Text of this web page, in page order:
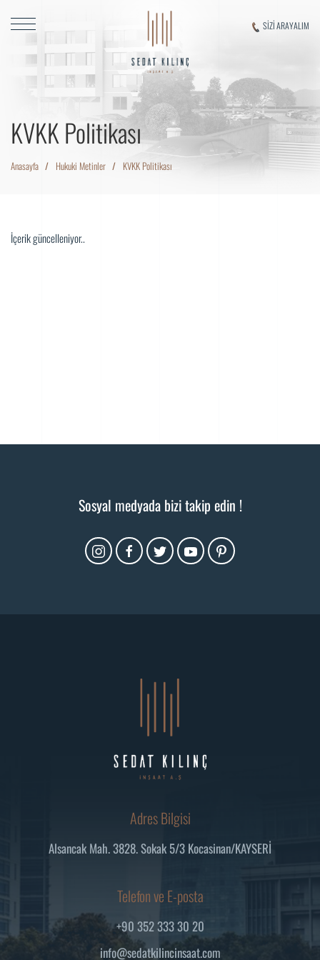
SİZİ ARAYALIM
KVKK Politikası
Anasayfa Hukuki Metinler KVKK Politikası
İçerik güncelleniyor..
Sosyal medyada bizi takip edin !
Adres Bilgisi
Alsancak Mah. 3828. Sokak 5/3 Kocasinan/KAYSERİ
Telefon ve E-posta
+90 352 333 30 20
info@sedatkilincinsaat.com